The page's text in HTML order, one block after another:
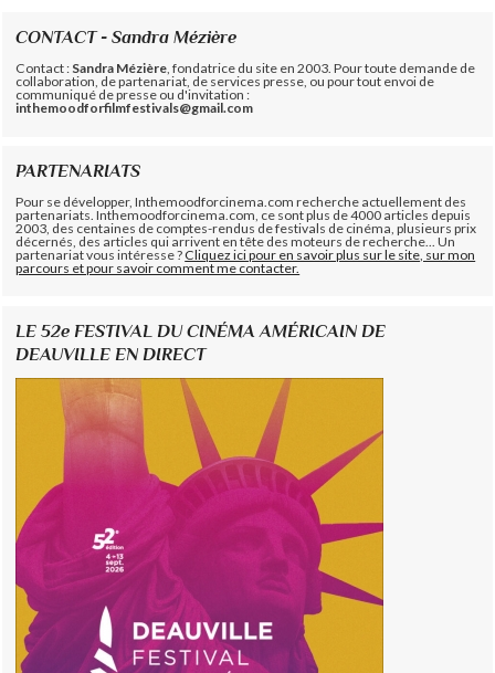
CONTACT - Sandra Mézière
Contact : Sandra Mézière , fondatrice du site en 2003. Pour toute demande de
collaboration, de partenariat, de services presse, ou pour tout envoi de
communiqué de presse ou d'invitation :
inthemoodforfilmfestivals@gmail.com
PARTENARIATS
Pour se développer, Inthemoodforcinema.com recherche actuellement des
partenariats. Inthemoodforcinema.com, ce sont plus de 4000 articles depuis
2003, des centaines de comptes-rendus de festivals de cinéma, plusieurs prix
décernés, des articles qui arrivent en tête des moteurs de recherche... Un
partenariat vous intéresse ?Cliquez ici pour en savoir plus sur le site, sur mon
parcours et pour savoir comment me contacter.
LE 52e FESTIVAL DU CINÉMA AMÉRICAIN DE
DEAUVILLE EN DIRECT